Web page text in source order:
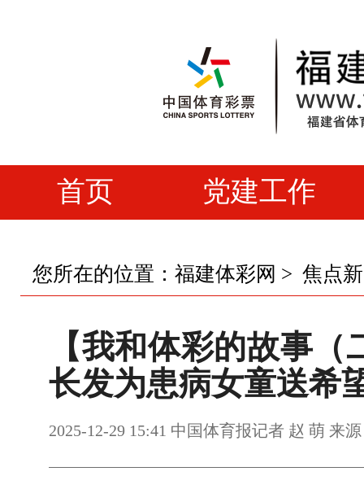
首页 党建工作
您所在的位置： 福建体彩网 > 焦点
【我和体彩的故事
长发为患病女童送希
2025-12-29 15:41 中国体育报记者 赵 萌 来